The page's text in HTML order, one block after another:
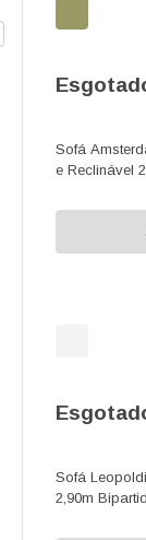
Sofá
e Reclinável
Sofá
2,90m